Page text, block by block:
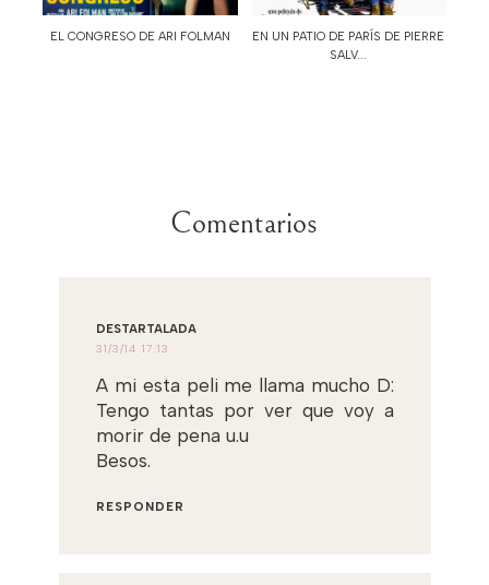
EL CONGRESO DE ARI FOLMAN
EN UN PATIO DE PARÍS DE PIERRE
SALV...
Comentarios
DESTARTALADA
31/3/14 17:13
A mi esta peli me llama mucho D:
Tengo tantas por ver que voy a
morir de pena u.u
Besos.
RESPONDER